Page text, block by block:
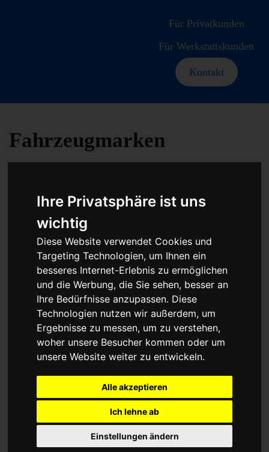
Ihre Privatsphäre ist uns
wichtig
Diese Website verwendet Cookies und
Targeting Technologien, um Ihnen ein
besseres Internet-Erlebnis zu ermöglichen
und die Werbung, die Sie sehen, besser an
Ihre Bedürfnisse anzupassen. Diese
Technologien nutzen wir außerdem, um
Ergebnisse zu messen, um zu verstehen,
woher unsere Besucher kommen oder um
unsere Website weiter zu entwickeln.
Alle akzeptieren
Ich lehne ab
Einstellungen ändern
Für Privatkunden
Für Werkstattskunden
Kontakt
Fahrzeugmarken
Baumaschine
Turbolader
Reparatur oder
Austauschgerät
KVA
Unser Betrieb steht für
kostengünstige Prüfungen